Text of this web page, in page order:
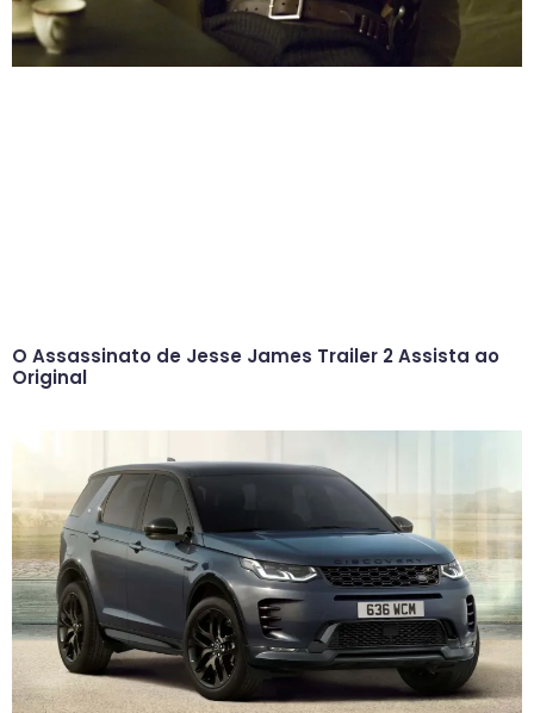
O Assassinato de Jesse James Trailer 2 Assista ao
Original